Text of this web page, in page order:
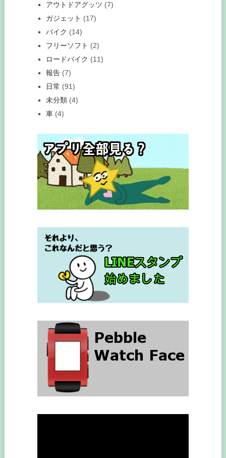
アウトドアグッツ (7)
ガジェット (17)
バイク (14)
フリーソフト (2)
ロードバイク (11)
報告(7)
日常 (91)
未分類(4)
車(4)